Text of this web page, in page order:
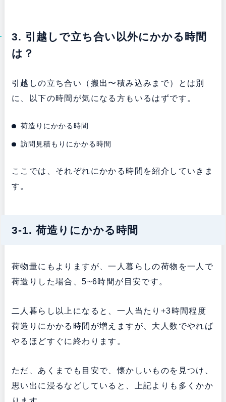
3. 引越しで立ち合い以外にかかる時間
は？
引越しの立ち合い（搬出〜積み込みまで）とは別
に、以下の時間が気になる方もいるはずです。
荷造りにかかる時間
訪問見積もりにかかる時間
ここでは、それぞれにかかる時間を紹介していきま
す。
3-1. 荷造りにかかる時間
荷物量にもよりますが、一人暮らしの荷物を一人で
荷造りした場合、5~6時間が目安です。
二人暮らし以上になると、一人当たり+3時間程度
荷造りにかかる時間が増えますが、大人数でやれば
やるほどすぐに終わります。
ただ、あくまでも目安で、懐かしいものを見つけ、
思い出に浸るなどしていると、上記よりも多くかか